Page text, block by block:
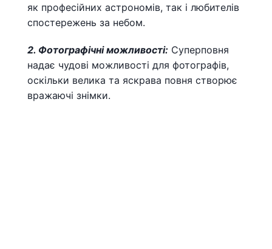
як професійних астрономів, так і любителів
спостережень за небом.
2. Фотографічні можливості: Суперповня
надає чудові можливості для фотографів,
оскільки велика та яскрава повня створює
вражаючі знімки.